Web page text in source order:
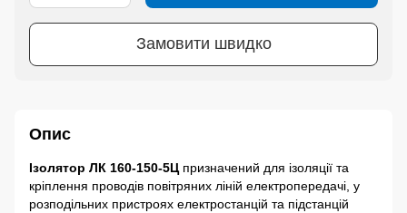
Замовити швидко
Опис
Ізолятор ЛК 160-150-5Ц призначений для ізоляції та
кріплення проводів повітряних ліній електропередачі, у
розподільних пристроях електростанцій та підстанцій